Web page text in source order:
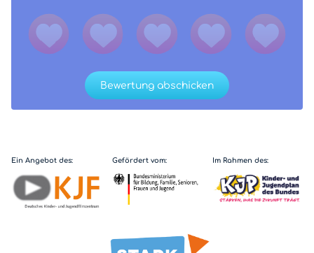
Bewertung abschicken
Ein Angebot des: Gefördert vom: Im Rahmen des: